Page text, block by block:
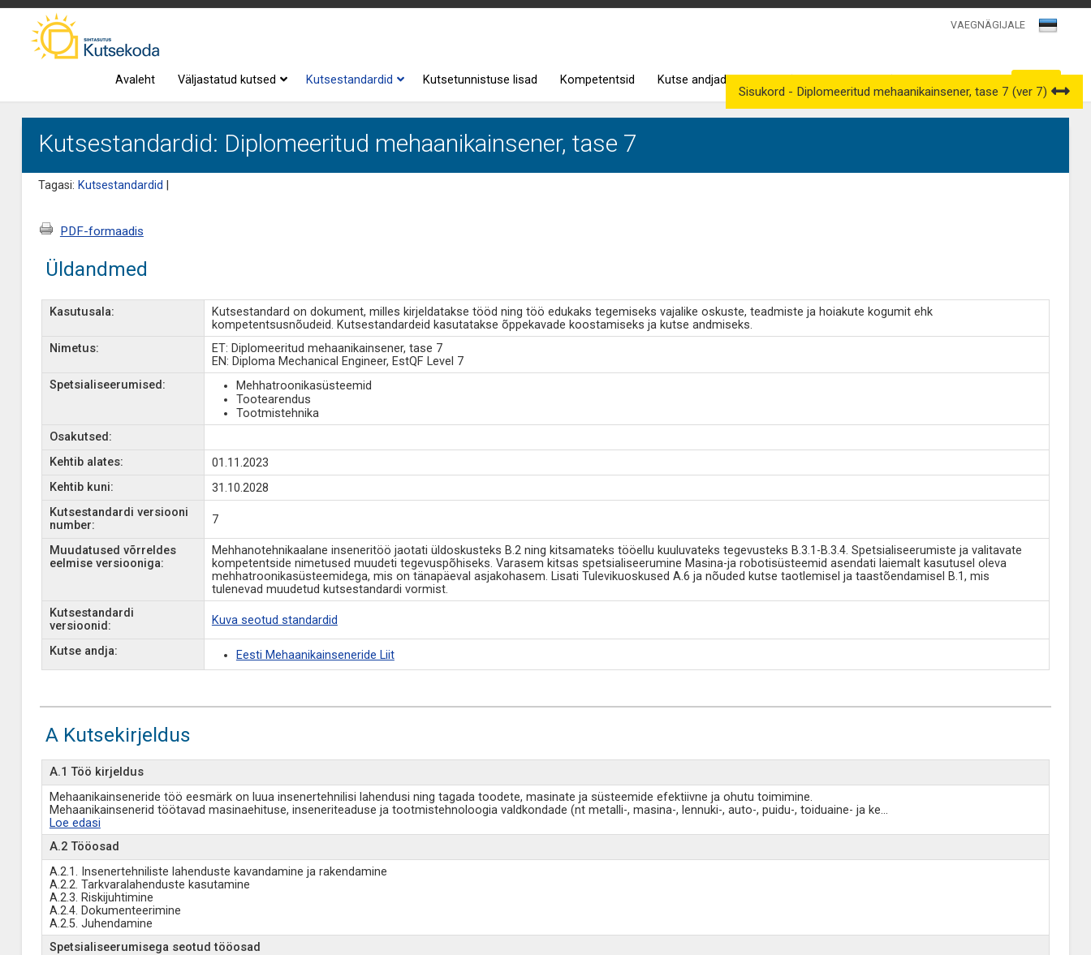
VAEGNÄGIJALE
Avaleht Väljastatud kutsed Kutsestandardid Kutsetunnistuse lisad Kompetentsid Kutse andjad
Kutsestandardid: Diplomeeritud mehaanikainsener, tase 7
Tagasi: Kutsestandardid
Sisukord - Diplomeeritud mehaanikainsener, tase 7 (ver 7)
PDF-formaadis
Üldandmed
Kasutusala:
Kutsestandard on dokument, milles kirjeldatakse tööd ning töö edukaks tegemiseks vajalike oskuste, teadmiste ja hoiakute kogumit ehk
kompetentsusnõudeid. Kutsestandardeid kasutatakse õppekavade koostamiseks ja kutse andmiseks.
Nimetus:
ET: Diplomeeritud mehaanikainsener, tase 7
EN: Diploma Mechanical Engineer, EstQF Level 7
Spetsialiseerumised:
Mehhatroonikasüsteemid
Tootearendus
Tootmistehnika
Osakutsed:
Kehtib alates:
01.11.2023
Kehtib kuni:
31.10.2028
Kutsestandardi versiooni
number:
7
Muudatused võrreldes
eelmise versiooniga:
Mehhanotehnikaalane inseneritöö jaotati üldoskusteks B.2 ning kitsamateks tööellu kuuluvateks tegevusteks B.3.1-B.3.4. Spetsialiseerumiste ja valitavate
kompetentside nimetused muudeti tegevuspõhiseks. Varasem kitsas spetsialiseerumine Masina-ja robotisüsteemid asendati laiemalt kasutusel oleva
mehhatroonikasüsteemidega, mis on tänapäeval asjakohasem. Lisati Tulevikuoskused A.6 ja nõuded kutse taotlemisel ja taastõendamisel B.1, mis
tulenevad muudetud kutsestandardi vormist.
Kutsestandardi
versioonid:
Kuva seotud standardid
Kutse andja: Eesti Mehaanikainseneride Liit
A Kutsekirjeldus
A.1 Töö kirjeldus
Mehaanikainseneride töö eesmärk on luua insenertehnilisi lahendusi ning tagada toodete, masinate ja süsteemide efektiivne ja ohutu toimimine.
Mehaanikainsenerid töötavad masinaehituse, inseneriteaduse ja tootmistehnoloogia valdkondade (nt metalli-, masina-, lennuki-, auto-, puidu-, toiduaine- ja ke...
Loe edasi
A.2 Tööosad
A.2.1. Insenertehniliste lahenduste kavandamine ja rakendamine
A.2.2. Tarkvaralahenduste kasutamine
A.2.3. Riskijuhtimine
A.2.4. Dokumenteerimine
A.2.5. Juhendamine
Spetsialiseerumisega seotud tööosad